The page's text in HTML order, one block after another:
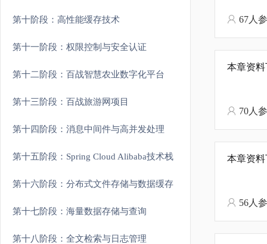
第十阶段：高性能缓存技术
第十一阶段：权限控制与安全认证
第十二阶段：百战智慧农业数字化平台
第十三阶段：百战旅游网项目
第十四阶段：消息中间件与高并发处理
第十五阶段：Spring Cloud Alibaba技术栈
第十六阶段：分布式文件存储与数据缓存
第十七阶段：海量数据存储与查询
第十八阶段：全文检索与日志管理
67人
本章资
70人
本章资
56人